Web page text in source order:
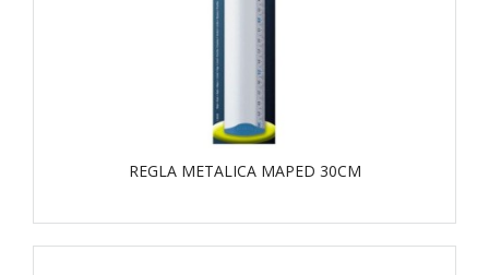
REGLA METALICA MAPED 30CM